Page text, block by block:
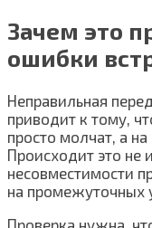
Зачем это
ошибки
Неправильная
приводит к тому,
просто молчат, а
Происходит это не
несовместимости
на промежуточных
Проверка нужна,